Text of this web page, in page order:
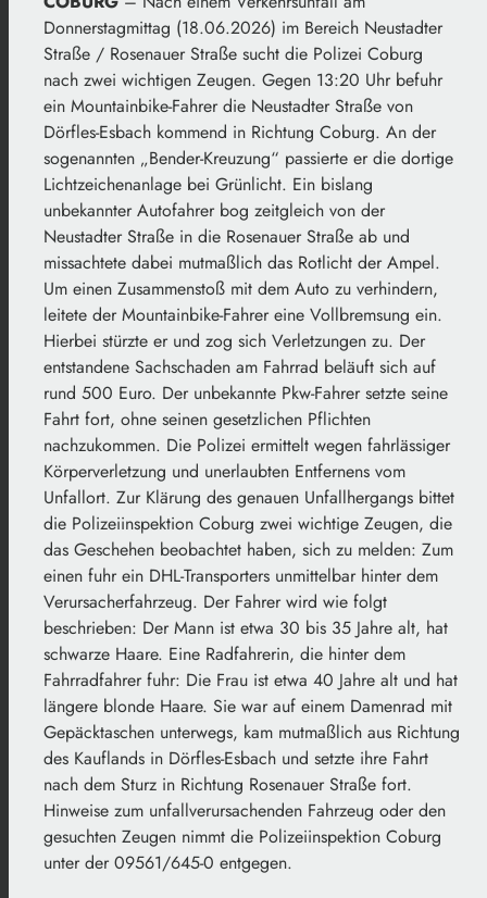
Donnerstagmittag (18.06.2026) im Bereich Neustadter
Straße / Rosenauer Straße sucht die Polizei Coburg
nach zwei wichtigen Zeugen. Gegen 13:20 Uhr befuhr
ein Mountainbike-Fahrer die Neustadter Straße von
Dörfles-Esbach kommend in Richtung Coburg. An der
sogenannten „Bender-Kreuzung“ passierte er die dortige
Lichtzeichenanlage bei Grünlicht. Ein bislang
unbekannter Autofahrer bog zeitgleich von der
Neustadter Straße in die Rosenauer Straße ab und
missachtete dabei mutmaßlich das Rotlicht der Ampel.
Um einen Zusammenstoß mit dem Auto zu verhindern,
leitete der Mountainbike-Fahrer eine Vollbremsung ein.
Hierbei stürzte er und zog sich Verletzungen zu. Der
entstandene Sachschaden am Fahrrad beläuft sich auf
rund 500 Euro. Der unbekannte Pkw-Fahrer setzte seine
Fahrt fort, ohne seinen gesetzlichen Pflichten
nachzukommen. Die Polizei ermittelt wegen fahrlässiger
Körperverletzung und unerlaubten Entfernens vom
Unfallort. Zur Klärung des genauen Unfallhergangs bittet
die Polizeiinspektion Coburg zwei wichtige Zeugen, die
das Geschehen beobachtet haben, sich zu melden: Zum
einen fuhr ein DHL-Transporters unmittelbar hinter dem
Verursacherfahrzeug. Der Fahrer wird wie folgt
beschrieben: Der Mann ist etwa 30 bis 35 Jahre alt, hat
schwarze Haare. Eine Radfahrerin, die hinter dem
Fahrradfahrer fuhr: Die Frau ist etwa 40 Jahre alt und hat
längere blonde Haare. Sie war auf einem Damenrad mit
Gepäcktaschen unterwegs, kam mutmaßlich aus Richtung
des Kauflands in Dörfles-Esbach und setzte ihre Fahrt
nach dem Sturz in Richtung Rosenauer Straße fort.
Hinweise zum unfallverursachenden Fahrzeug oder den
gesuchten Zeugen nimmt die Polizeiinspektion Coburg
unter der 09561/645-0 entgegen.